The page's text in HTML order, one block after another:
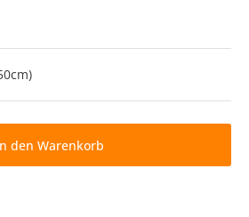
den Warenkorb